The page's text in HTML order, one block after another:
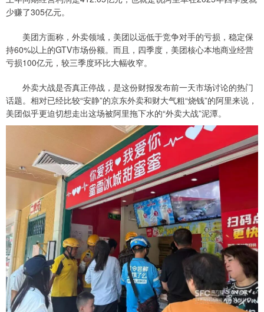
少赚了305亿元。
美团方面称，外卖领域，美团以远低于竞争对手的亏损，稳定保
持60%以上的GTV市场份额。而且，四季度，美团核心本地商业经营
亏损100亿元，较三季度环比大幅收窄。
外卖大战是否真正停战，是这份财报发布前一天市场讨论的热门
话题。相对已经比较“安静”的京东外卖和财大气粗“烧钱”的阿里来说，
美团似乎更迫切想走出这场被阿里拖下水的“外卖大战”泥潭。